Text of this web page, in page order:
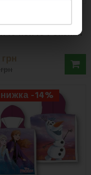
Д
итяче пончо Pokémon FARO
-14%